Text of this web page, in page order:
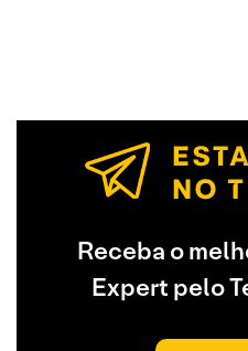
Receba o
Expert pelo